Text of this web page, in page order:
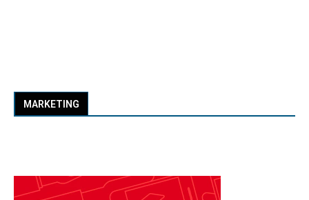
MARKETING